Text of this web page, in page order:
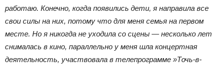
работаю. Конечно, когда появились дети, я направила все
свои силы на них, потому что для меня семья на первом
месте. Но я никогда не уходила со сцены — несколько лет
снималась в кино, параллельно у меня шла концертная
деятельность, участвовала в телепрограмме »Точь-в-